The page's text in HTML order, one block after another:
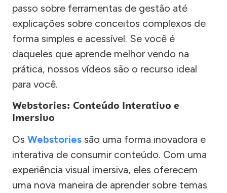
passo sobre ferramentas de gestão até
explicações sobre conceitos complexos de
forma simples e acessível. Se você é
daqueles que aprende melhor vendo na
prática, nossos vídeos são o recurso ideal
para você.
Webstories: Conteúdo Interativo e
Imersivo
Os Webstories são uma forma inovadora e
interativa de consumir conteúdo. Com uma
experiência visual imersiva, eles oferecem
uma nova maneira de aprender sobre temas